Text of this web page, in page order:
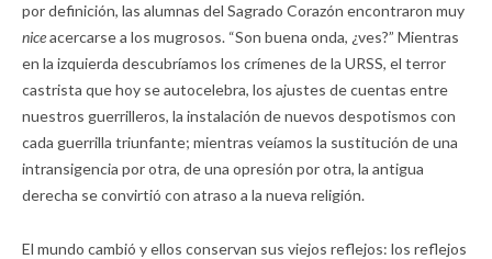
por definición, las alumnas del Sagrado Corazón encontraron muy
niceacercarse a los mugrosos. “Son buena onda, ¿ves?” Mientras
en la izquierda descubríamos los crímenes de la URSS, el terror
castrista que hoy se autocelebra, los ajustes de cuentas entre
nuestros guerrilleros, la instalación de nuevos despotismos con
cada guerrilla triunfante; mientras veíamos la sustitución de una
intransigencia por otra, de una opresión por otra, la antigua
derecha se convirtió con atraso a la nueva religión.
El mundo cambió y ellos conservan sus viejos reflejos: los reflejos